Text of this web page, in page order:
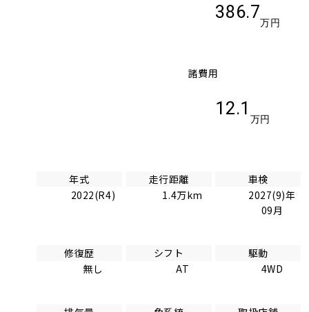
386.7
万円
諸費用
12.1
万円
年式
2022(R4)
走行距離
1.4万km
車検
2027(9)年
09月
修復歴
無し
シフト
AT
駆動
4WD